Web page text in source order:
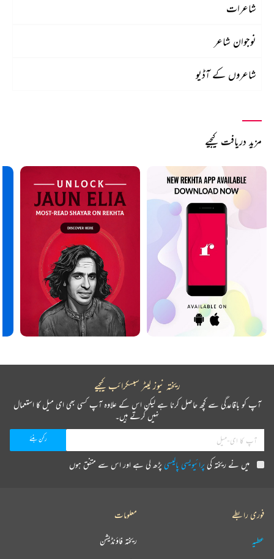
شاعرات
نوجوان شاعر
شاعروں کے آڈیو
مزید دریافت کیجیے
ریختہ نیوز لیٹر سبسکرائب کیجیے
آپ کو باقاعدگی سے کچھ حاصل کرنا ہے لیکن اس کے علاوہ آپ کسی بھی ای میل کا استعمال
نہیں کرتے ہیں۔
میں نے ریختہ کیپرائیویسی پالیسیپڑھ لی ہے اور اس سے متفق ہوں
فوری رابطے
عطیہ
معلومات
ریختہ فاؤنڈیشن